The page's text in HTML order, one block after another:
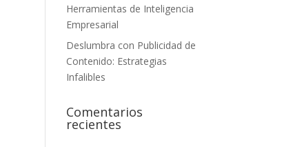
Herramientas de Inteligencia
Empresarial
Deslumbra con Publicidad de
Contenido: Estrategias
Infalibles
Comentarios
recientes